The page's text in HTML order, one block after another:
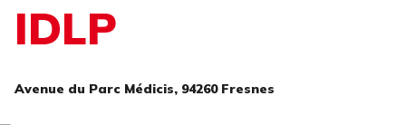
IDLP
Avenue du Parc Médicis, 94260 Fresnes